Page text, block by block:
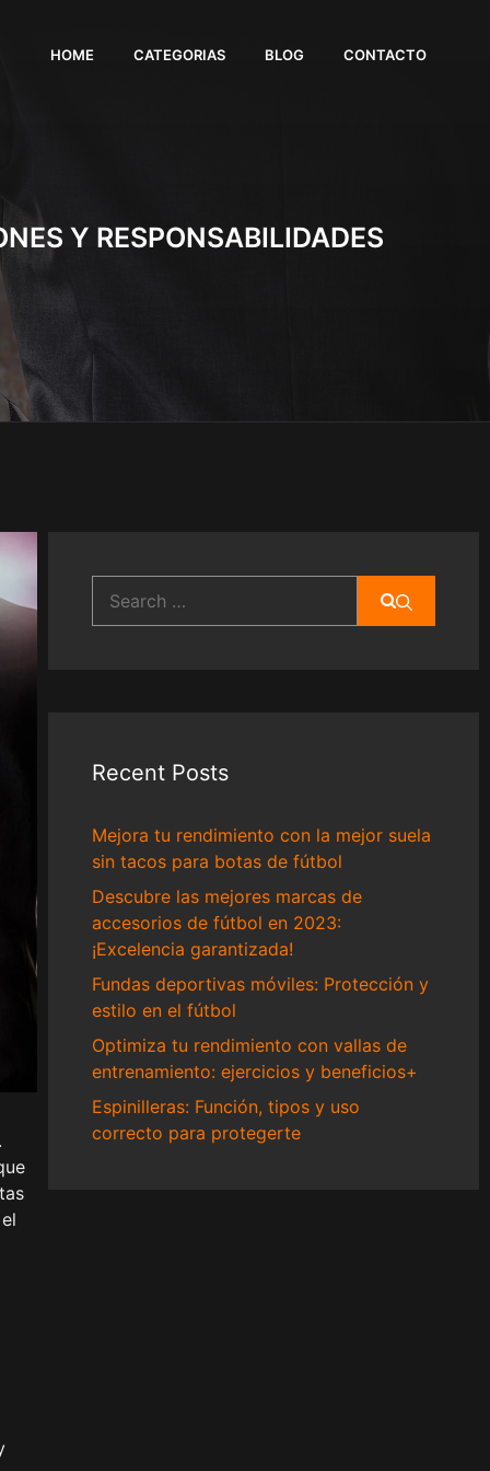
HOME CATEGORIAS BLOG CONTACTO
Y RESPONSABILIDADES
for:
Recent Posts
Mejora tu rendimiento con la mejor suela
sin tacos para botas de fútbol
Descubre las mejores marcas de
accesorios de fútbol en 2023:
¡Excelencia garantizada!
Fundas deportivas móviles: Protección y
estilo en el fútbol
Optimiza tu rendimiento con vallas de
entrenamiento: ejercicios y beneficios+
Espinilleras: Función, tipos y uso
correcto para protegerte